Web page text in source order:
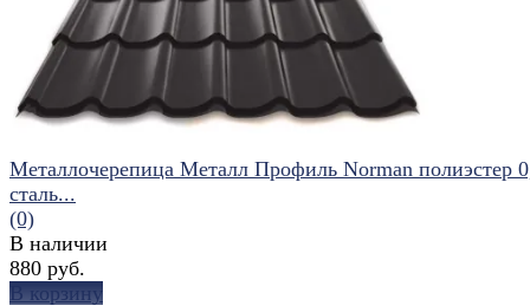
Металлочерепица Металл Профиль Norman полиэстер
сталь...
(0)
В наличии
880 руб.
В корзину